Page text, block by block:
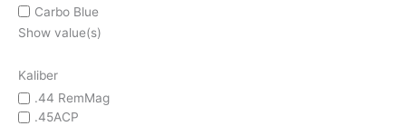
Carbo Blue
Show value(s)
Kaliber
.44 RemMag
.45ACP